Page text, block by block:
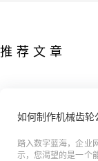
推荐文章
踏入数字蓝海，企业
示，您渴望的是一个